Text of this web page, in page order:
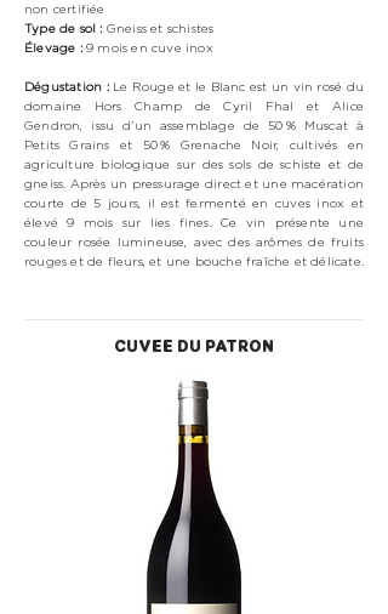
non certifiée
Type de sol : Gneiss et schistes
Élevage : 9 mois en cuve inox
Dégustation : Le Rouge et le Blanc est un vin rosé du
domaine Hors Champ de Cyril Fhal et Alice
Gendron, issu d'un assemblage de 50 % Muscat à
Petits Grains et 50 % Grenache Noir, cultivés en
agriculture biologique sur des sols de schiste et de
gneiss. Après un pressurage direct et une macération
courte de 5 jours, il est fermenté en cuves inox et
élevé 9 mois sur lies fines. Ce vin présente une
couleur rosée lumineuse, avec des arômes de fruits
rouges et de fleurs, et une bouche fraîche et délicate.
CUVEE DU PATRON